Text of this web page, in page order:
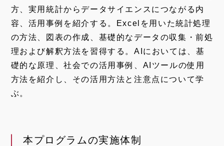
方、実用統計からデータサイエンスにつながる内
容、活用事例を紹介する。Excelを用いた統計処理
の方法、図表の作成、基礎的なデータの収集・前処
理および解釈方法を習得する。AIにおいては、基
礎的な原理、社会での活用事例、AIツールの使用
方法を紹介し、その活用方法と注意点について学
ぶ。
本プログラムの実施体制